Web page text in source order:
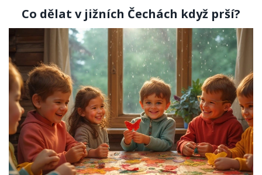
Co dělat v jižních Čechách když prší?